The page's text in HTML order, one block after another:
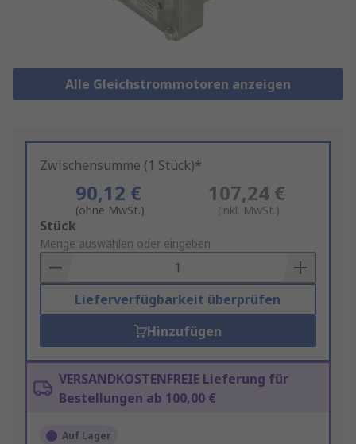
Alle Gleichstrommotoren anzeigen
Zwischensumme (1 Stück)*
90,12 €
(ohne MwSt.)
107,24 €
(inkl. MwSt.)
Add
to
Basket
Stück
Menge auswählen oder eingeben
Lieferverfügbarkeit überprüfen
Hinzufügen
VERSANDKOSTENFREIE Lieferung für
Bestellungen ab 100,00 €
Auf Lager